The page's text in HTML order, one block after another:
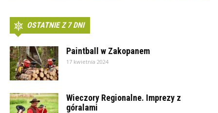
OSTATNIE Z 7 DNI
Paintball w Zakopanem
17 kwietnia 2024
Wieczory Regionalne. Imprezy z
góralami